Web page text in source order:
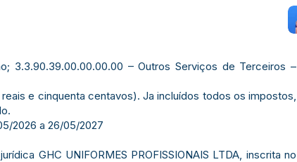
3.3.90.39.00.00.00.00 – Outros Serviços de Terceiros –
e cinquenta centavos). Ja incluídos todos os impostos,
2026 a 26/05/2027
GHC UNIFORMES PROFISSIONAIS LTDA, inscrita no